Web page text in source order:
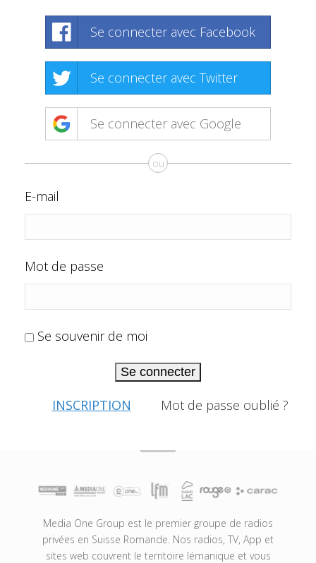
Se connecter avec Facebook
Se connecter avec Twitter
Se connecter avec Google
ou
E-mail
Mot de passe
Se souvenir de moi
Se connecter
INSCRIPTION Mot de passe oublié ?
Media One Group est le premier groupe de radios
privées en Suisse Romande. Nos radios, TV, App et
sites web couvrent le territoire lémanique et vous